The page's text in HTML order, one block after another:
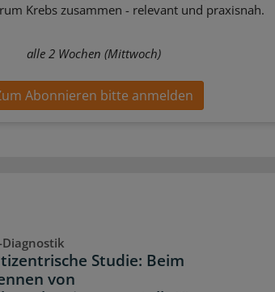
Krebs zusammen - relevant und praxisnah.
alle 2 Wochen (Mittwoch)
Abonnieren bitte anmelden
Diagnostik
Studie: Beim
von